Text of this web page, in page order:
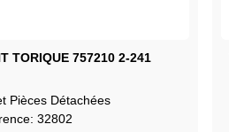
TORIQUE 757210 2-241
Pièces Détachées
32802